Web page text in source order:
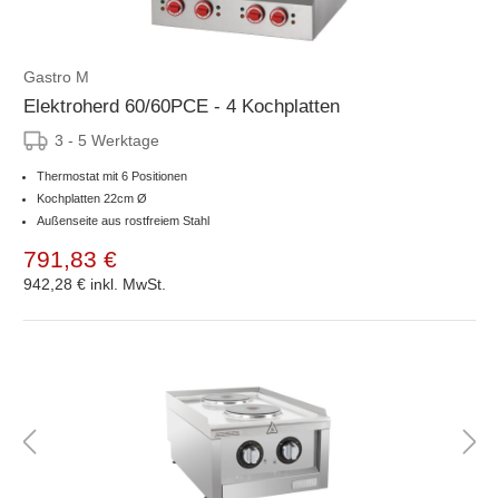
Gastro M
Elektroherd 60/60PCE - 4 Kochplatten
3 - 5 Werktage
Thermostat mit 6 Positionen
Kochplatten 22cm Ø
Außenseite aus rostfreiem Stahl
791,83 €
942,28 € inkl. MwSt.